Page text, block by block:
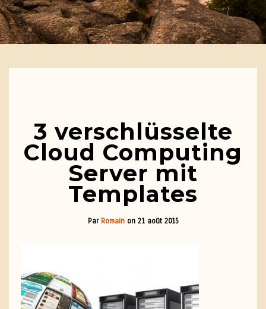
3 verschlüsselte
Cloud Computing
Server mit
Templates
Par Romain on 21 août 2015